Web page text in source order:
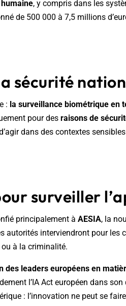
, y compris dans les
de 500 000 à 7,5 millions
sécurité
: la surveillance biométrique en
pour des raisons de
dans des contextes
surveiller
principalement à AESIA, la
autorités interviendront pour les
à la criminalité.
des leaders européens en
l’IA Act européen dans
: l’innovation ne peut se